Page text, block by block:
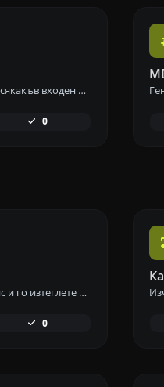
Генерирайте MD2 хешове от всякакъв входен низ, използвайки нашия инструмент за генериране на MD2 за проверка на целостта на данните.
0
Създайте свой собствен подпис и го изтеглете лесно с нашия инструмент за генериране на подписи за персонализирани електронни подписи.
0